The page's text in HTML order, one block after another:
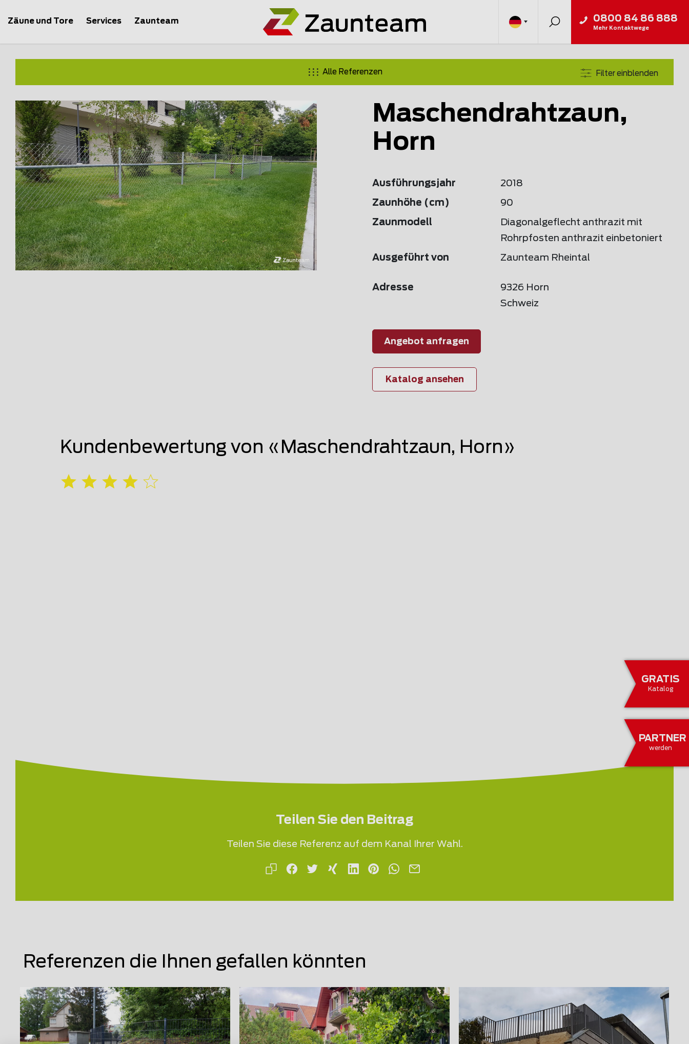
GRATIS
Katalog
PARTNER
werden
Zäune und Tore Services Zaunteam 0800 84 86 888
Mehr Kontaktwege
Alle Referenzen Filter einblenden
Maschendrahtzaun,
Horn
Ausführungsjahr 2018
Zaunhöhe (cm) 90
Zaunmodell
Diagonalgeflecht anthrazit mit
Rohrpfosten anthrazit einbetoniert
Ausgeführt von Zaunteam Rheintal
Adresse
9326 Horn
Schweiz
Angebot anfragen
Katalog ansehen
Kundenbewertung von «Maschendrahtzaun, Horn»
Teilen Sie den Beitrag
Teilen Sie diese Referenz auf dem Kanal Ihrer Wahl.
Referenzen die Ihnen gefallen könnten